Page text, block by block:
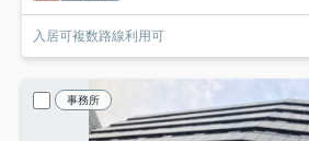
入居可複数路線利用可
事務所